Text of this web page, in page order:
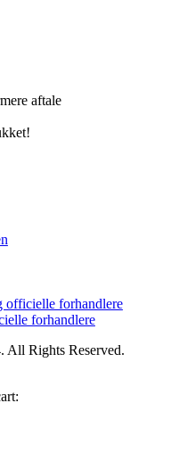
aftale
officielle forhandlere
forhandlere
All Rights Reserved.